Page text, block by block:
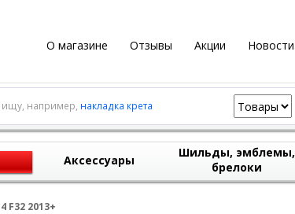
О магазине Отзывы Акции Новости
например, накладка крета
Аксессуары
Шильды, эмблемы,
брелоки
F32 2013+